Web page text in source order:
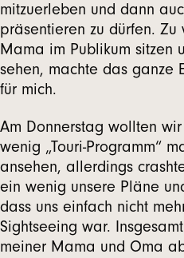
mitzuerleben und dann
präsentieren zu dürfen. Zu
Mama im Publikum sitzen
sehen, machte das ganze
für mich.
Am Donnerstag wollten
wenig „Touri-Programm“
ansehen, allerdings
ein wenig unsere Pläne
dass uns einfach nicht
Sightseeing war.
meiner Mama und Oma